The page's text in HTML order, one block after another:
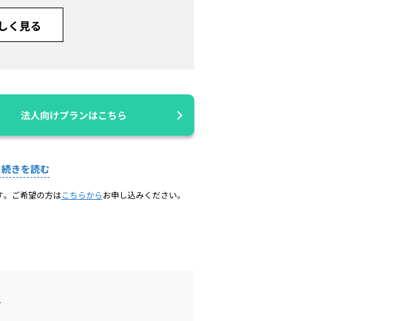
く見る
法人向けプランはこちら
きを読む
。ご希望の方はこちらからお申し込みください。